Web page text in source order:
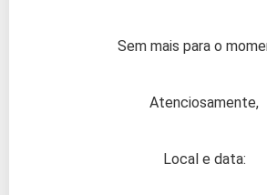
Sem mais para o
Atenciosamente,
Local e data: